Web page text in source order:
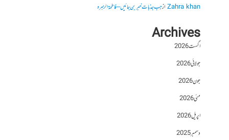
Zahra khanازجب جذبات خبر بن جائیں – فاطمۃالزہرہ
Archives
اگست 2026
جولائی 2026
جون 2026
مئی 2026
اپریل 2026
دسمبر 2025